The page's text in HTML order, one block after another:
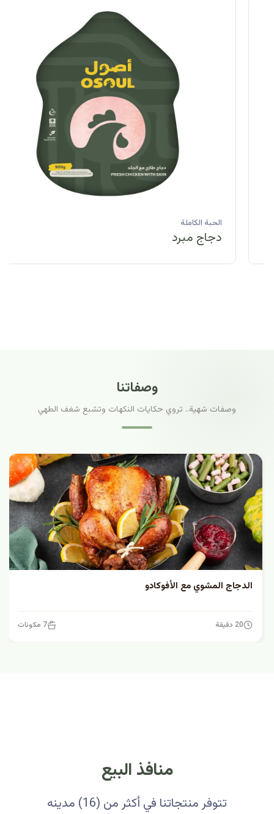
الحبة الكاملة
دجاج مبرد
وصفاتنا
وصفات شهية.. تروي حكايات النكهات وتشبع شغف الطهي
الدجاج المشوي مع الأفوكادو
20 دقيقة 7 مكونات
منافذ البيع
تتوفر منتجاتنا في أكثر من (16) مدينه